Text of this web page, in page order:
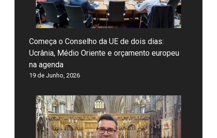
Começa o Conselho da UE de dois dias:
Ucrânia, Médio Oriente e orçamento europeu
na agenda
19 de Junho, 2026